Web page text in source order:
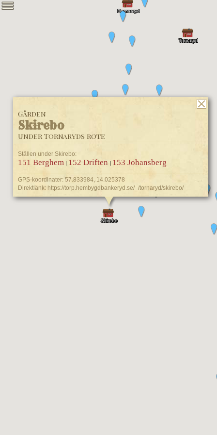
Gården
Skirebo
under Tornaryds rote
Ställen under Skirebo:
151 Berghem | 152 Driften | 153 Johansberg
GPS-koordinater: 57.833984, 14.025378
Direktlänk: https://torp.hembygdbankeryd.se/_/tornaryd/skirebo/